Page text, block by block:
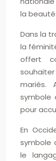
la beauté.
Dans la
la
offert
mariés.
symbole
pour
En
symbole
le